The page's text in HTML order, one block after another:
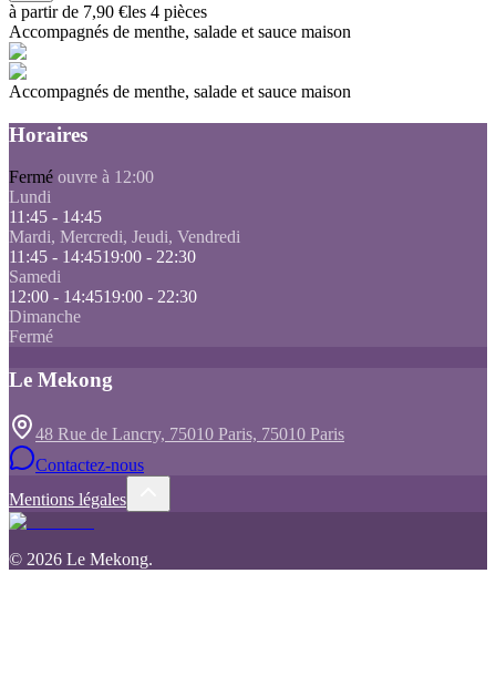
à partir de 7,90 €les 4 pièces
Accompagnés de menthe, salade et sauce maison
Accompagnés de menthe, salade et sauce maison
Horaires
Fermé ouvre à 12:00
Lundi
11:45 - 14:45
Mardi, Mercredi, Jeudi, Vendredi
11:45 - 14:4519:00 - 22:30
Samedi
12:00 - 14:4519:00 - 22:30
Dimanche
Fermé
Le Mekong
48 Rue de Lancry, 75010 Paris, 75010 Paris
Contactez-nous
Mentions légales
© 2026 Le Mekong.